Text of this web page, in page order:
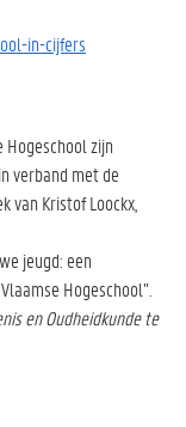
in-cijfers
Hogeschool zijn
verband met de
van Kristof Loockx,
jeugd: een
Hogeschool”.
en Oudheidkunde te